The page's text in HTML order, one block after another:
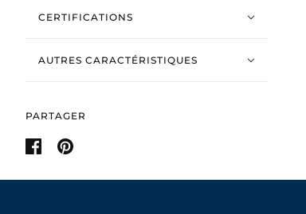
CERTIFICATIONS
AUTRES CARACTÉRISTIQUES
PARTAGER